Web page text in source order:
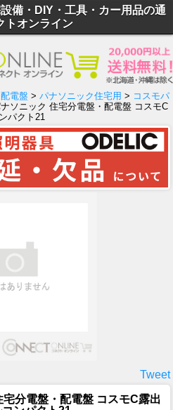
備・DIY・工具・カー用品の通
トオンライン
電盤 > パナソニック住宅用 > コスモパ
ソニック 住宅分電盤・配電盤 コスモC
パクト21
Tweet
分電盤・配電盤 コスモC露出